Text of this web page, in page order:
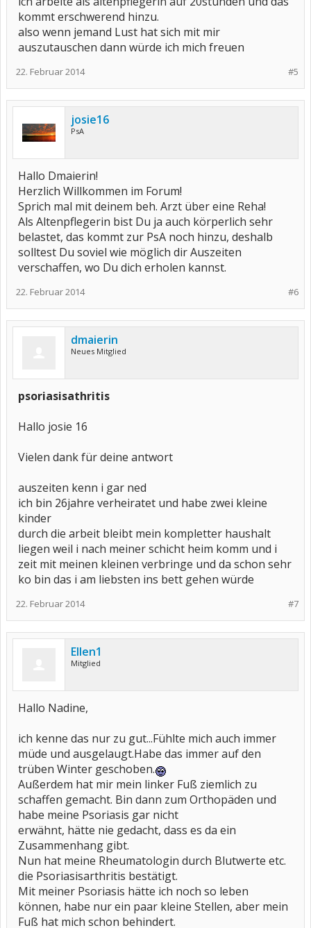
kommt erschwerend hinzu.
also wenn jemand Lust hat sich mit mir
auszutauschen dann würde ich mich freuen
#5
22. Februar 2014
josie16
PsA
Hallo Dmaierin!
Herzlich Willkommen im Forum!
Sprich mal mit deinem beh. Arzt über eine Reha!
Als Altenpflegerin bist Du ja auch körperlich sehr
belastet, das kommt zur PsA noch hinzu, deshalb
solltest Du soviel wie möglich dir Auszeiten
verschaffen, wo Du dich erholen kannst.
#6
22. Februar 2014
dmaierin
Neues Mitglied
psoriasisathritis
Hallo josie 16
Vielen dank für deine antwort
auszeiten kenn i gar ned
ich bin 26jahre verheiratet und habe zwei kleine
kinder
durch die arbeit bleibt mein kompletter haushalt
liegen weil i nach meiner schicht heim komm und i
zeit mit meinen kleinen verbringe und da schon sehr
ko bin das i am liebsten ins bett gehen würde
#7
22. Februar 2014
Ellen1
Mitglied
Hallo Nadine,
ich kenne das nur zu gut...Fühlte mich auch immer
müde und ausgelaugt.Habe das immer auf den
trüben Winter geschoben.
Außerdem hat mir mein linker Fuß ziemlich zu
schaffen gemacht. Bin dann zum Orthopäden und
habe meine Psoriasis gar nicht
erwähnt, hätte nie gedacht, dass es da ein
Zusammenhang gibt.
Nun hat meine Rheumatologin durch Blutwerte etc.
die Psoriasisarthritis bestätigt.
Mit meiner Psoriasis hätte ich noch so leben
können, habe nur ein paar kleine Stellen, aber mein
Fuß hat mich schon behindert.